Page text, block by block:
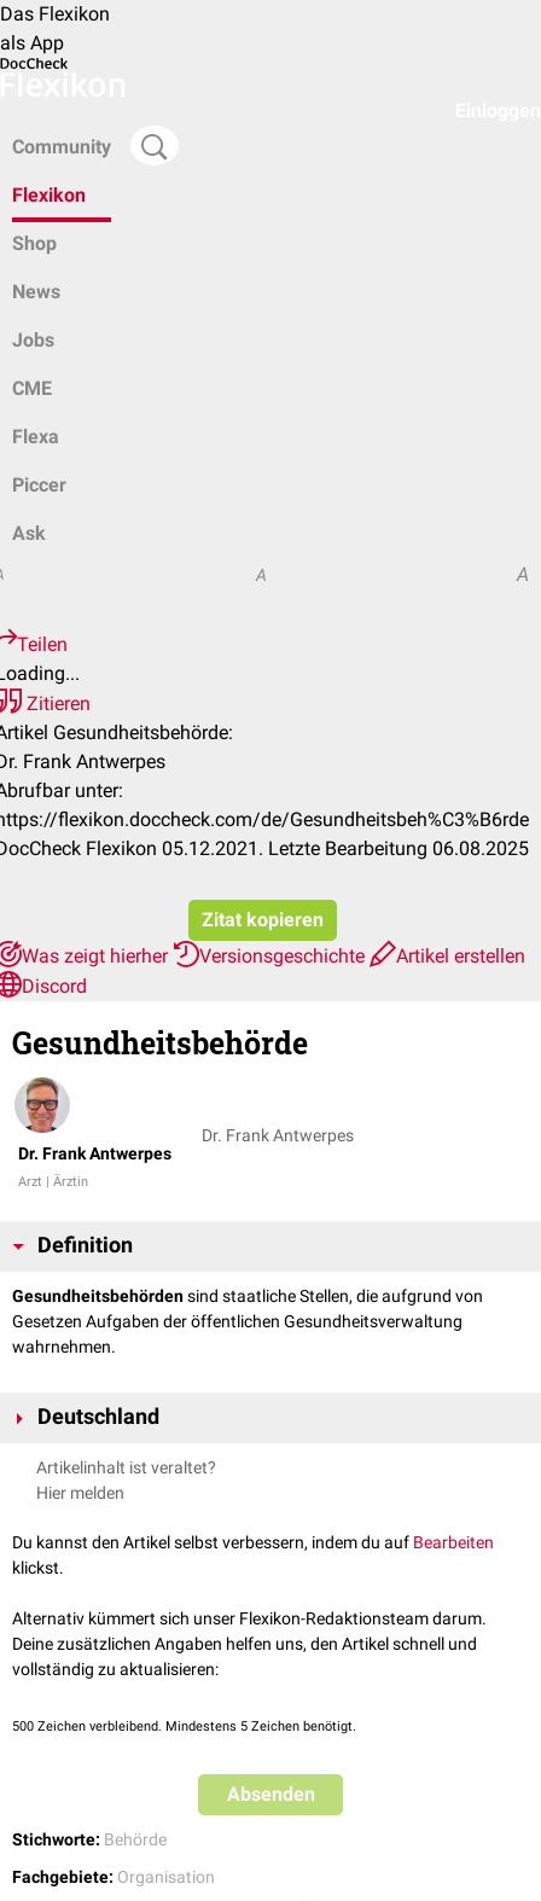
Das Flexikon
als App
Community
Flexikon
Shop
News
Jobs
CME
Flexa
Piccer
Ask
A A
Teilen
Zitieren
Gesundheitsbehörde:
Frank Antwerpes
unter:
flexikon.doccheck.com/de/Gesundheitsbeh%C3%B6rde
Flexikon 05.12.2021. Letzte Bearbeitung 06.08.2025
Zitat kopieren
Was zeigt hierher
Versionsgeschichte
Artikel erstellen
Discord
Gesundheitsbehörde
Dr. Frank Antwerpes
Arzt | Ärztin
Dr. Frank Antwerpes
Definition
Gesundheitsbehördensind staatliche Stellen, die aufgrund von
Gesetzen Aufgaben der öffentlichen Gesundheitsverwaltung
wahrnehmen.
Deutschland
In Deutschland gibt es auf den verschiedenen Verwaltungsebenen
(Kommunen, Länder, Bund) folgende Gesundheitsbehörden:
Gesundheitsämter
Landesbehörden
Landesgesundheitsämter
Bundesministerium für Gesundheit
(BMG)
(RKI)
Deutsches Institut für Medizinische Dokumentation und Information
(DIMDI)
Artikelinhalt ist veraltet?
Hier melden
Du kannst den Artikel selbst verbessern, indem du auf Bearbeiten
klickst.
Alternativ kümmert sich unser Flexikon-Redaktionsteam darum.
Deine zusätzlichen Angaben helfen uns, den Artikel schnell und
vollständig zu aktualisieren:
500 Zeichen verbleibend. Mindestens 5 Zeichen benötigt.
Absenden
Stichworte: Behörde
Fachgebiete: Organisation